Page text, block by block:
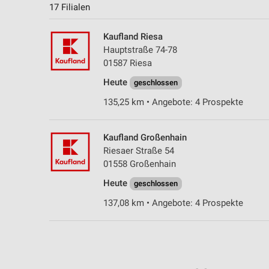
17 Filialen
Kaufland Riesa
Hauptstraße 74-78
01587 Riesa
Heute
geschlossen
135,25 km • Angebote: 4 Prospekte
Kaufland Großenhain
Riesaer Straße 54
01558 Großenhain
Heute
geschlossen
137,08 km • Angebote: 4 Prospekte